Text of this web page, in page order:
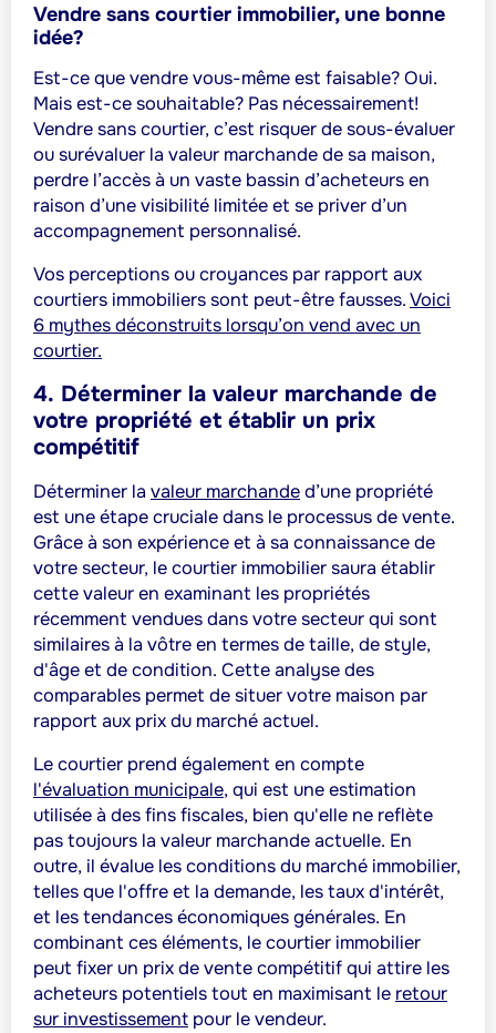
Vendre sans courtier immobilier, une bonne
idée?
Est-ce que vendre vous-même est faisable? Oui.
Mais est-ce souhaitable? Pas nécessairement!
Vendre sans courtier, c’est risquer de sous-évaluer
ou surévaluer la valeur marchande de sa maison,
perdre l’accès à un vaste bassin d’acheteurs en
raison d’une visibilité limitée et se priver d’un
accompagnement personnalisé.
Vos perceptions ou croyances par rapport aux
courtiers immobiliers sont peut-être fausses.Voici
6 mythes déconstruits lorsqu’on vend avec un
courtier.
4. Déterminer la valeur marchande de
votre propriété et établir un prix
compétitif
Déterminer la valeur marchanded’une propriété
est une étape cruciale dans le processus de vente.
Grâce à son expérience et à sa connaissance de
votre secteur, le courtier immobilier saura établir
cette valeur en examinant les propriétés
récemment vendues dans votre secteur qui sont
similaires à la vôtre en termes de taille, de style,
d'âge et de condition. Cette analyse des
comparables permet de situer votre maison par
rapport aux prix du marché actuel.
Le courtier prend également en compte
l'évaluation municipale, qui est une estimation
utilisée à des fins fiscales, bien qu'elle ne reflète
pas toujours la valeur marchande actuelle. En
outre, il évalue les conditions du marché immobilier,
telles que l'offre et la demande, les taux d'intérêt,
et les tendances économiques générales. En
combinant ces éléments, le courtier immobilier
peut fixer un prix de vente compétitif qui attire les
acheteurs potentiels tout en maximisant le retour
sur investissement pour le vendeur.